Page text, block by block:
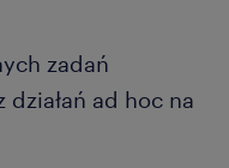
zadań
ad hoc na